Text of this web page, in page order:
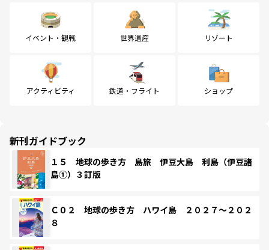
イベント・観戦 世界遺産 リゾート
アクティビティ 鉄道・フライト ショップ
新刊ガイドブック
１５ 地球の歩き方 島旅 伊豆大島 利島（伊豆諸
島①）３訂版
Ｃ０２ 地球の歩き方 ハワイ島 ２０２７～２０２
８